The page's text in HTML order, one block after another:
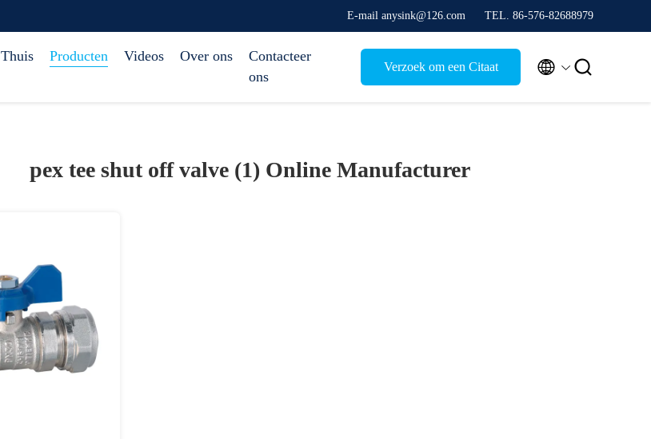
E-mail anysink@126.com TEL. 86-576-82688979
Thuis Producten Videos Over ons
Contacteer
ons
Verzoek om een Citaat  
pex tee shut off valve (1) Online Manufacturer